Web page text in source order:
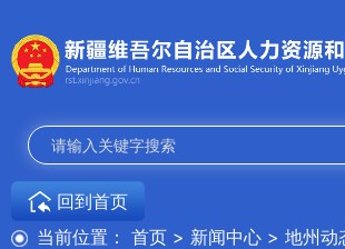
当前位置： 首页 > 新闻中心 > 地州动
回到首页